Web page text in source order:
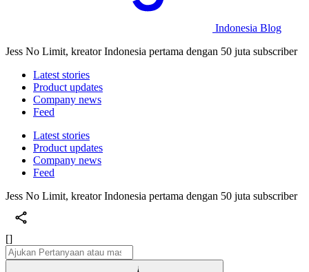
Indonesia Blog
Jess No Limit, kreator Indonesia pertama dengan 50 juta subscriber
Latest stories
Product updates
Company news
Feed
Latest stories
Product updates
Company news
Feed
Jess No Limit, kreator Indonesia pertama dengan 50 juta subscriber
[]